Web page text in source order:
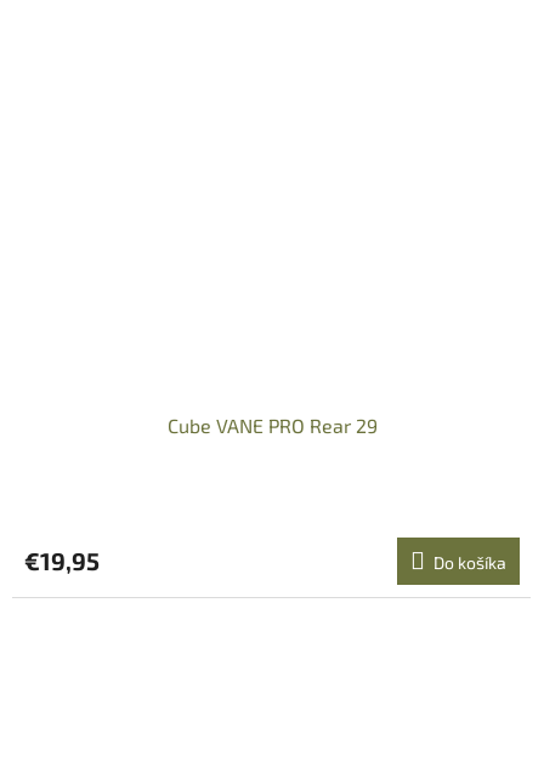
Cube VANE PRO Rear 29
€19,95 Do košíka